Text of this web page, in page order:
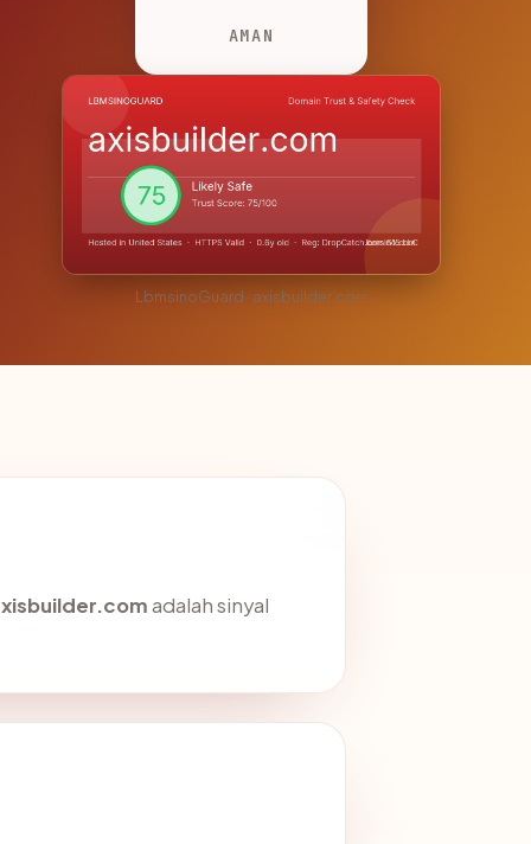
AMAN
LbmsinoGuard · axisbuilder.com
adalah sinyal